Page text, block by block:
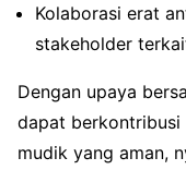
Kolaborasi erat
stakeholder
Dengan upaya
dapat berkontribusi
mudik yang aman,